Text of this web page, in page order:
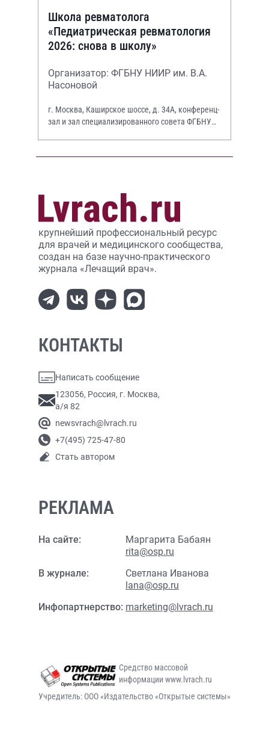
Школа ревматолога
«Педиатрическая ревматология
2026: снова в школу»
Организатор: ФГБНУ НИИР им. В.А.
Насоновой
г. Москва, Каширское шоссе, д. 34А, конференц-
зал и зал специализированного совета ФГБНУ
крупнейший профессиональный ресурс
для врачей и медицинского сообщества,
создан на базе научно-практического
журнала «Лечащий врач».
КОНТАКТЫ
Написать сообщение
123056, Россия, г. Москва,
а/я 82
newsvrach@lvrach.ru
+7(495) 725-47-80
Стать автором
РЕКЛАМА
На сайте:
Маргарита Бабаян
rita@osp.ru
В журнале:
Светлана Иванова
lana@osp.ru
Инфопартнерство: marketing@lvrach.ru
Средство массовой
информации www.lvrach.ru
Учредитель: ООО «Издательство «Открытые системы»